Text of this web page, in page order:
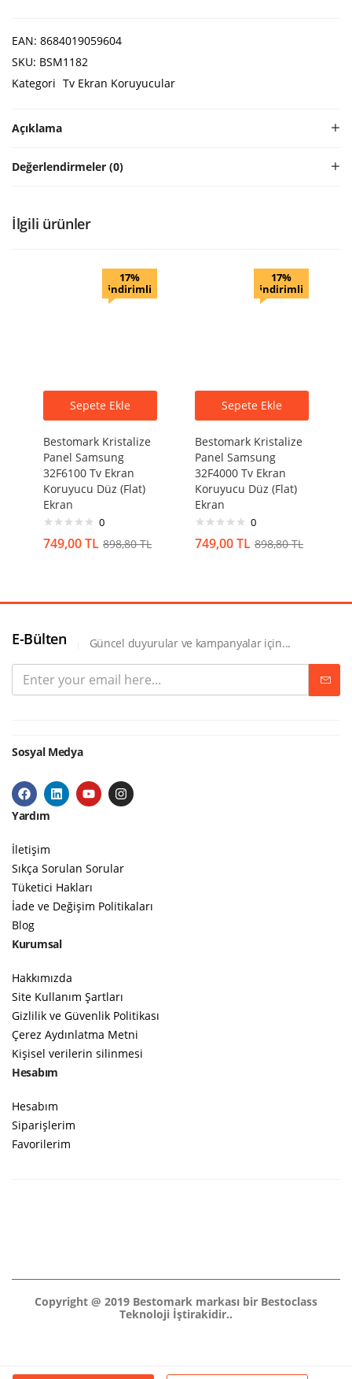
EAN: 8684019059604
SKU: BSM1182
Kategori Tv Ekran Koruyucular
Açıklama
Değerlendirmeler (0)
İlgili ürünler
17%
indirimli
Sepete Ekle
Bestomark Kristalize
Panel Samsung
32F6100 Tv Ekran
Koruyucu Düz (Flat)
Ekran
0
749,00TL 898,80TL
17%
indirimli
Sepete Ekle
Bestomark Kristalize
Panel Samsung
32F4000 Tv Ekran
Koruyucu Düz (Flat)
Ekran
0
749,00TL 898,80TL
E-Bülten Güncel duyurular ve kampanyalar için...
Sosyal Medya
Yardım
İletişim
Sıkça Sorulan Sorular
Tüketici Hakları
İade ve Değişim Politikaları
Blog
Kurumsal
Hakkımızda
Site Kullanım Şartları
Gizlilik ve Güvenlik Politikası
Çerez Aydınlatma Metni
Kişisel verilerin silinmesi
Hesabım
Hesabım
Siparişlerim
Favorilerim
Copyright @ 2019 Bestomark markası bir Bestoclass
Teknoloji İştirakidir..